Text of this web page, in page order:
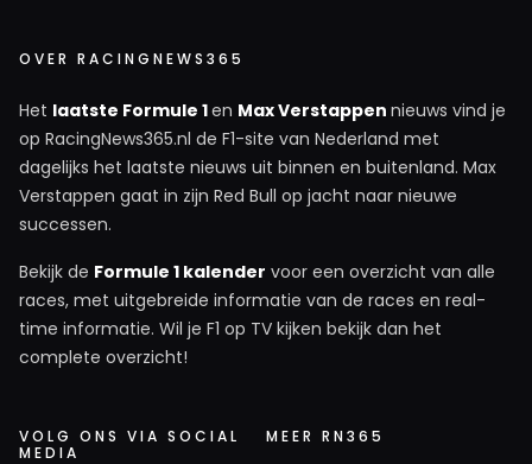
OVER RACINGNEWS365
Het laatste Formule 1en Max Verstappen nieuws vind je
op RacingNews365.nl de F1-site van Nederland met
dagelijks het laatste nieuws uit binnen en buitenland. Max
Verstappen gaat in zijn Red Bull op jacht naar nieuwe
successen.
Bekijk de Formule 1 kalender voor een overzicht van alle
races, met uitgebreide informatie van de races en real-
time informatie. Wil je F1 op TV kijken bekijk dan het
complete overzicht!
VOLG ONS VIA SOCIAL
MEDIA
MEER RN365